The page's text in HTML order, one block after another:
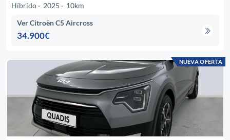
Híbrido
2025 10km
Ver Citroën C5 Aircross
34.900€
NUEVA OFERTA